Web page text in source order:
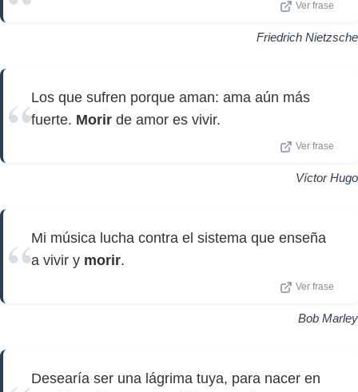
Ver frase
Friedrich Nietzsche
Los que sufren porque aman: ama aún más
fuerte. Morir de amor es vivir.
Ver frase
Víctor Hugo
Mi música lucha contra el sistema que enseña
a vivir y morir.
Ver frase
Bob Marley
Desearía ser una lágrima tuya, para nacer en